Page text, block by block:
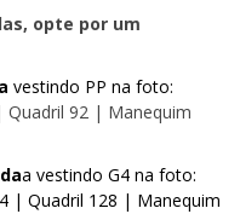
opte por um
vestindo PP na foto:
92 | Manequim
a vestindo G4 na foto:
| Quadril 128 | Manequim